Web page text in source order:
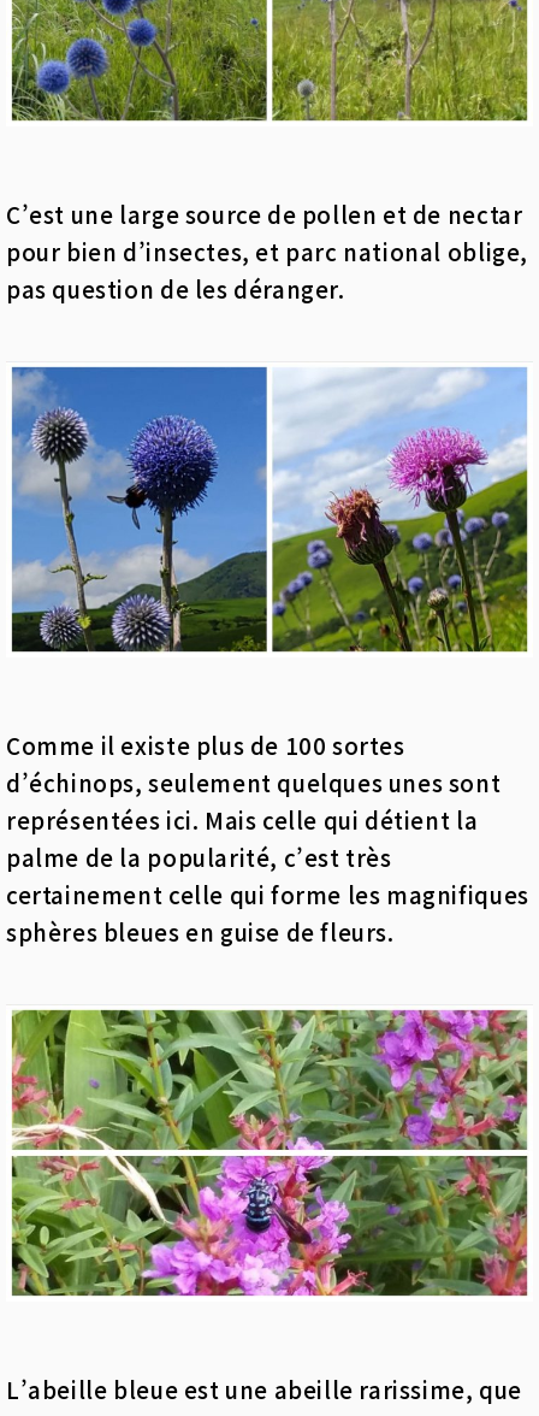
C’est une large source de pollen et de nectar
pour bien d’insectes, et parc national oblige,
pas question de les déranger.
Comme il existe plus de 100 sortes
d’échinops, seulement quelques unes sont
représentées ici. Mais celle qui détient la
palme de la popularité, c’est très
certainement celle qui forme les magnifiques
sphères bleues en guise de fleurs.
L’abeille bleue est une abeille rarissime, que